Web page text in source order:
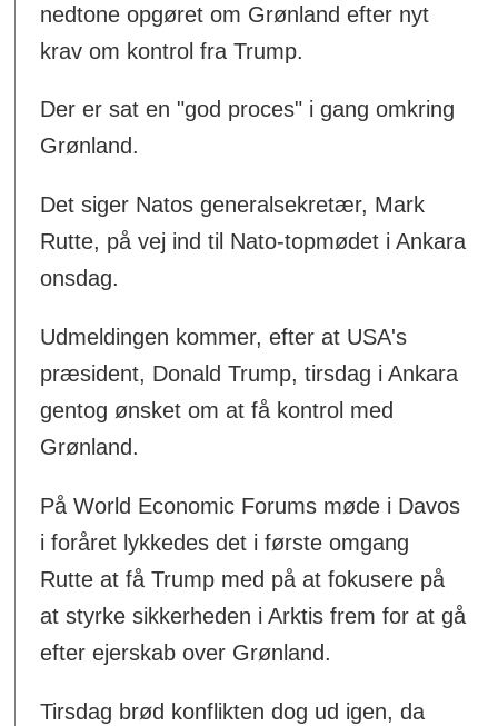
nedtone opgøret om Grønland efter nyt
krav om kontrol fra Trump.
Der er sat en "god proces" i gang omkring
Grønland.
Det siger Natos generalsekretær, Mark
Rutte, på vej ind til Nato-topmødet i Ankara
onsdag.
Udmeldingen kommer, efter at USA's
præsident, Donald Trump, tirsdag i Ankara
gentog ønsket om at få kontrol med
Grønland.
På World Economic Forums møde i Davos
i foråret lykkedes det i første omgang
Rutte at få Trump med på at fokusere på
at styrke sikkerheden i Arktis frem for at gå
efter ejerskab over Grønland.
Tirsdag brød konflikten dog ud igen, da